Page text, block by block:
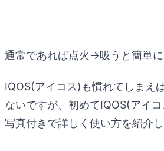
通常であれば点火→吸うと簡単に
IQOS(アイコス)も慣れてしまえ
ないですが、初めてIQOS(アイ
写真付きで詳しく使い方を紹介し